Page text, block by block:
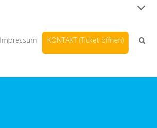
Impressum KONTAKT (Ticket öffnen)